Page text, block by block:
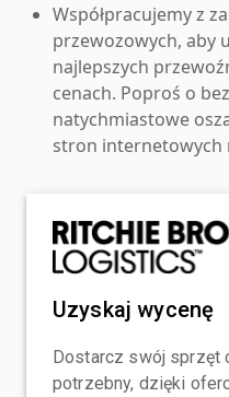
Współpracujemy z
przewozowych, aby
najlepszych
cenach. Poproś o
natychmiastowe
stron internetowych
Uzyskaj wycenę
Dostarcz swój sprzęt
potrzebny, dzięki